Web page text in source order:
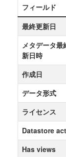
フィールド
最終更新日
メタデータ最
新日時
作成日
データ形式
ライセンス
Datastore
Has views